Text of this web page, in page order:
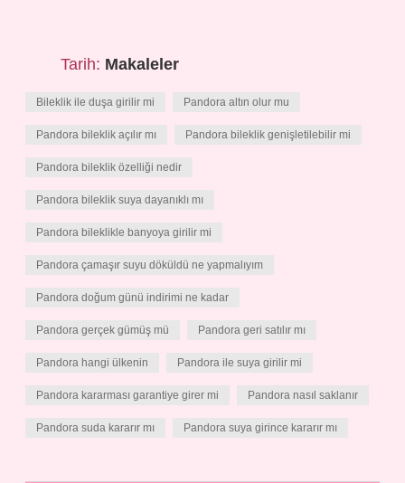
Tarih: Makaleler
Bileklik ile duşa girilir mi Pandora altın olur mu
Pandora bileklik açılır mı Pandora bileklik genişletilebilir mi
Pandora bileklik özelliği nedir
Pandora bileklik suya dayanıklı mı
Pandora bileklikle banyoya girilir mi
Pandora çamaşır suyu döküldü ne yapmalıyım
Pandora doğum günü indirimi ne kadar
Pandora gerçek gümüş mü Pandora geri satılır mı
Pandora hangi ülkenin Pandora ile suya girilir mi
Pandora kararması garantiye girer mi Pandora nasıl saklanır
Pandora suda kararır mı Pandora suya girince kararır mı